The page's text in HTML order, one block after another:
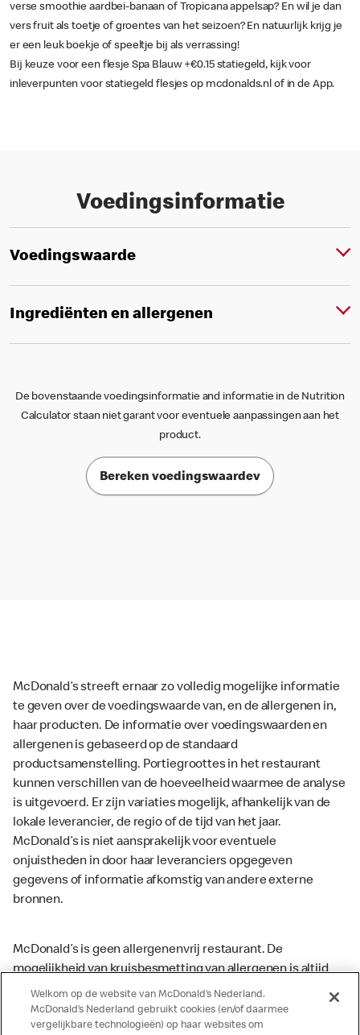
verse smoothie aardbei-banaan of Tropicana appelsap? En wil je dan
vers fruit als toetje of groentes van het seizoen? En natuurlijk krijg je
er een leuk boekje of speeltje bij als verrassing!
Bij keuze voor een flesje Spa Blauw +€0.15 statiegeld, kijk voor
inleverpunten voor statiegeld flesjes op mcdonalds.nl of in de App.
Voedingsinformatie
Voedingswaarde
Ingrediënten en allergenen
De bovenstaande voedingsinformatie and informatie in de Nutrition
Calculator staan niet garant voor eventuele aanpassingen aan het
product.
Bereken voedingswaardev
McDonald’s streeft ernaar zo volledig mogelijke informatie
te geven over de voedingswaarde van, en de allergenen in,
haar producten. De informatie over voedingswaarden en
allergenen is gebaseerd op de standaard
productsamenstelling. Portiegroottes in het restaurant
kunnen verschillen van de hoeveelheid waarmee de analyse
is uitgevoerd. Er zijn variaties mogelijk, afhankelijk van de
lokale leverancier, de regio of de tijd van het jaar.
McDonald’s is niet aansprakelijk voor eventuele
onjuistheden in door haar leveranciers opgegeven
gegevens of informatie afkomstig van andere externe
bronnen.
McDonald’s is geen allergenenvrij restaurant. De
mogelijkheid van kruisbesmetting van allergenen is altijd
aanwezig. McDonald’s kan zodoende niet garanderen dat
haar producten geen sporen van allergenen bevatten.
McDonald’s aanvaardt daarom geen aansprakelijkheid
Welkom op de website van McDonald’s Nederland.
McDonald’s Nederland gebruikt cookies (en/of daarmee
vergelijkbare technologieën) op haar websites om